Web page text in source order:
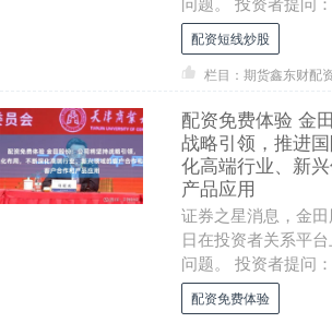
有研发扫地机器人，
扫....
配资短线炒股
栏目：期货鑫东财配
配资免费体验 金
战略引领，推进
化高端行业、新
产品应用
证券之星消息，金
日在投资者关系平
问题。 投资者提问
价持续低迷，成交量
净....
配资免费体验